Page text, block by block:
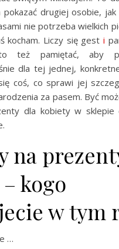
pokazać drugiej osobie,
nie potrzeba wielkich
kocham. Liczy się gest i
też pamiętać, aby
dla tej jednej,
coś, co sprawi jej
za pasem. Być
dla kobiety w sklepie
na
kogo
w tym
…